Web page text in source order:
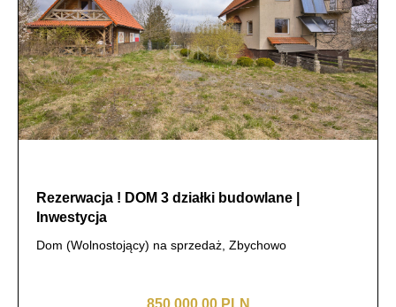
Rezerwacja ! DOM 3 działki budowlane |
Inwestycja
Dom (Wolnostojący) na sprzedaż, Zbychowo
850 000,00 PLN